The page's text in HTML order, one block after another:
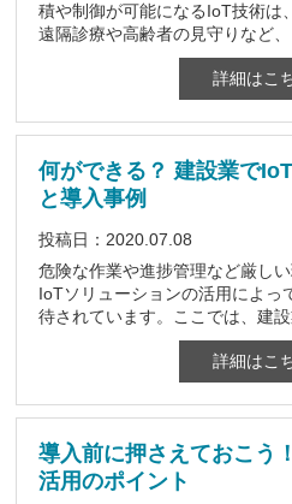
積や制御が可能になるIoT技術は
遠隔診療や高齢者の見守りなど
詳細はこ
何ができる？ 建設業で
と導入事例
投稿日：2020.07.08
危険な作業や進捗管理など厳し
IoTソリューションの活用によっ
待されています。ここでは、建
詳細はこ
導入前に押さえておこう
活用のポイント